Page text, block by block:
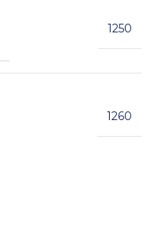
1250
1260